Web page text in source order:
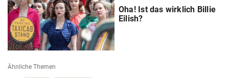
Oha! Ist das wirklich Billie
Eilish?
Ähnliche Themen